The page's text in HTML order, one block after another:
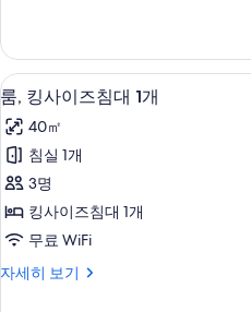
사
진
모
두
보
기
즈
침
대
1
개
자
세
히
보
기
룸,
킹
사
이
즈
침
1
8
룸, 킹사이즈침대 1개
40㎡
침실 1개
3명
킹사이즈침대 1개
무료 WiFi
자세히 보기
룸,